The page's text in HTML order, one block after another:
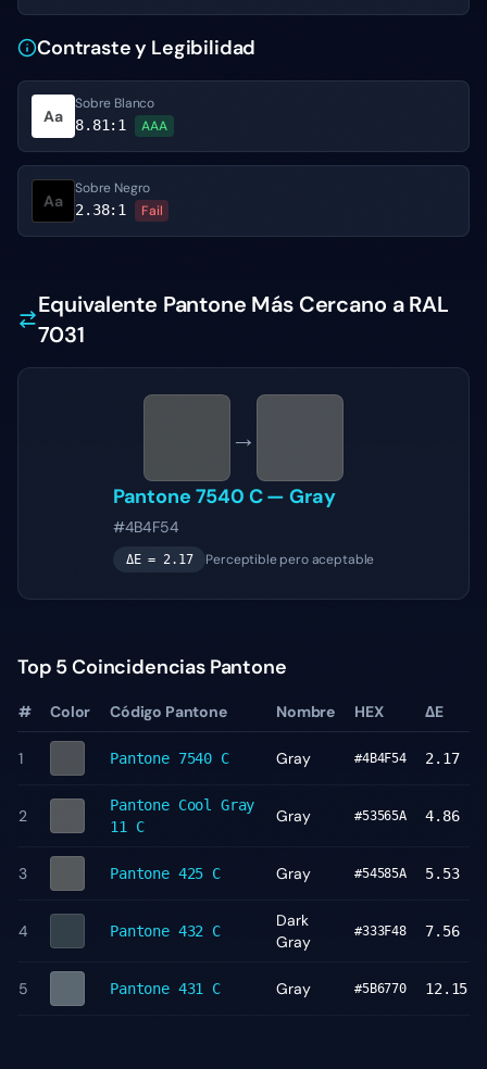
Contraste y Legibilidad
Aa
Sobre Blanco
8.81 :1 AAA
Aa
Sobre Negro
2.38:1 Fail
Equivalente Pantone Más Cercano a RAL
7031
→
Pantone 7540 C—Gray
#4B4F54
ΔE = 2.17 Perceptible pero aceptable
Top 5 Coincidencias Pantone
# Color Código Pantone Nombre HEX ΔE
1 Pantone 7540 C Gray #4B4F54 2.17
2
Pantone Cool Gray
11 C
Gray #53565A 4.86
3 Pantone 425 C Gray #54585A 5.53
4 Pantone 432 C
Dark
Gray
#333F48 7.56
5 Pantone 431 C Gray #5B6770 12.15